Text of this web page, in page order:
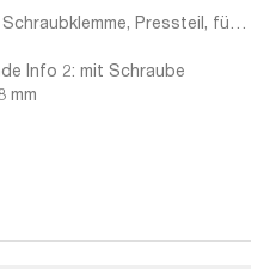
Pressteil, für
Info 2: mit Schraube
mm